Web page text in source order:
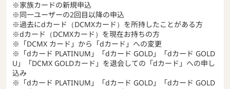
※家族カードの新規申込
※同一ユーザーの2回目以降の申込
※過去にdカード（DCMXカード）を所持したことがある方
※dカード（DCMXカード）を現在お持ちの方
※「DCMX カード」から「dカード」への変更
※「dカード PLATINUM」「dカード GOLD」「dカード GOLD
U」「DCMX GOLDカード」を退会しての「dカード」への申し
込み
※「dカード PLATINUM」「dカード GOLD」「dカード GOLD